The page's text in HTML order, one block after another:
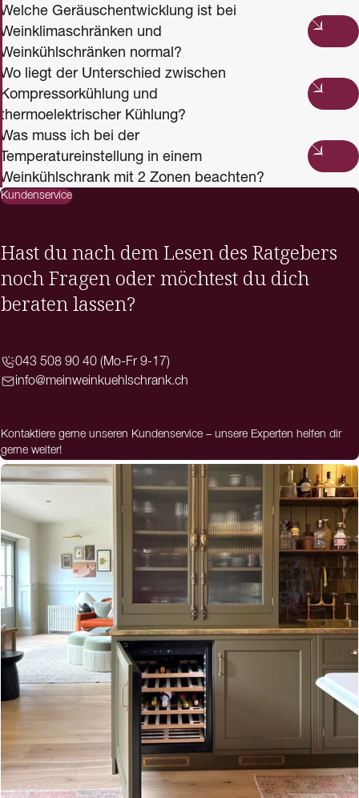
Welche Geräuschentwicklung ist bei
Weinklimaschränken und
Weinkühlschränken normal?
Wo liegt der Unterschied zwischen
Kompressorkühlung und
thermoelektrischer Kühlung?
Was muss ich bei der
Temperatureinstellung in einem
Weinkühlschrank mit 2 Zonen beachten?
Kundenservice
Hast du nach dem Lesen des Ratgebers
noch Fragen oder möchtest du dich
beraten lassen?
043 508 90 40 (Mo-Fr 9-17)
info@meinweinkuehlschrank.ch
Kontaktiere gerne unseren Kundenservice – unsere Experten helfen dir
gerne weiter!